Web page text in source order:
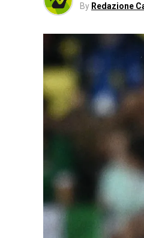
By Redazione